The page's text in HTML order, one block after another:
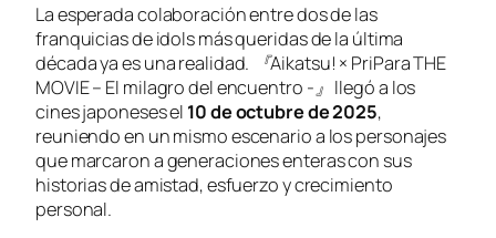
La esperada colaboración entre dos de las
franquicias de idols más queridas de la última
década ya es una realidad.
『Aikatsu! × PriPara THE
MOVIE – El milagro del encuentro -』 llegó a los
cines japoneses el 10 de octubre de 2025,
reuniendo en un mismo escenario a los personajes
que marcaron a generaciones enteras con sus
historias de amistad, esfuerzo y crecimiento
personal.